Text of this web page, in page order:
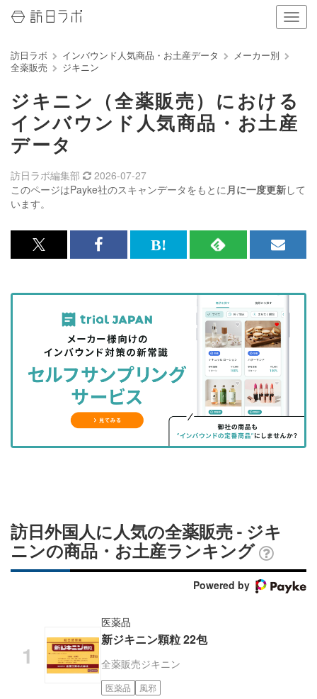
ナ
ビ
ン
の
表
り
る
訪日ラボ インバウンド人気商品・お土産データ
メーカー別
全薬販売
ジキニン
ジキニン（全薬販売）における
インバウンド人気商品・お土産
データ
このページはPayke社のスキャンデータをもとに月に一度更新して
います。
訪日ラボ編集部 2026-07-27
x<br>
記
を
シ
ェ
る
Facebook<br>
記
事
を
シ
ェ
ア
す
る
は
な
ッ
ク
マ
に
RSS
記
事
を
購
読
す
る
メ
マ
ガ
登
録
す
る
訪日外国人に人気の全薬販売 - ジキ
ニンの商品・お土産ランキング
Powered by
医薬品
新ジキニン顆粒 22包
全薬販売ジキニン
医薬品 風邪